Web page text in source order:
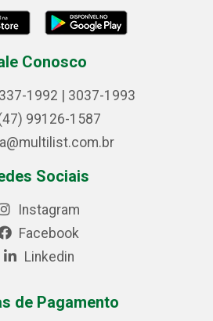
Conosco
1992 | 3037-1993
99126-1587
Sociais
Instagram
Facebook
Linkedin
de Pagamento